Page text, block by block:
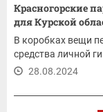
Красногорские
для Курской
В коробках вещи
средства личной
28.08.2024